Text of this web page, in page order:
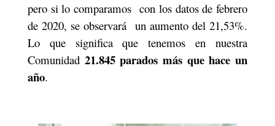
pero si lo comparamos con los datos de febrero
de 2020, se observará un aumento del 21,53%.
Lo que significa que tenemos en nuestra
Comunidad 21.845 parados más que hace un
año.